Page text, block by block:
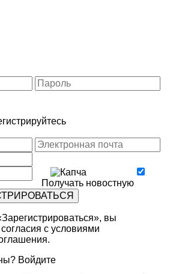
Получать новостную
вы
с условиями
.
Войдите